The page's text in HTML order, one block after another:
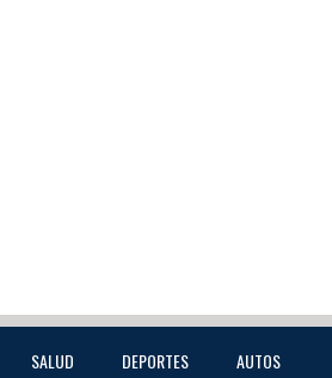
SALUD DEPORTES AUTOS